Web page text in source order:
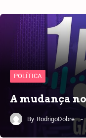
POLÍTICA
A mudança
By RodrigoDobre